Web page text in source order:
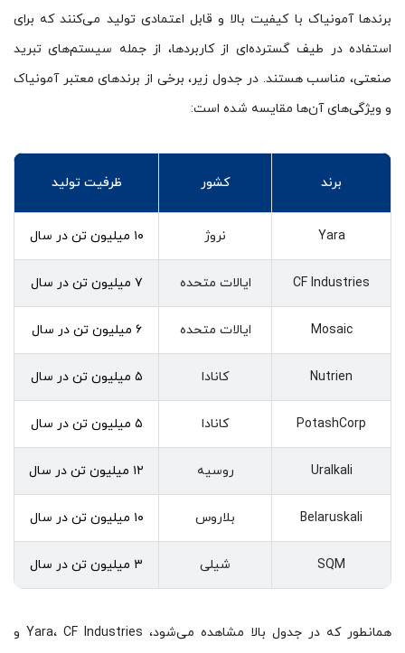
برندها آمونیاک با کیفیت بالا و قابل اعتمادی تولید می‌کنند که برای
استفاده در طیف گسترده‌ای از کاربردها، از جمله سیستم‌های تبرید
صنعتی، مناسب هستند. در جدول زیر، برخی از برندهای معتبر آمونیاک
و ویژگی‌های آن‌ها مقایسه شده است:
برند کشور ظرفیت تولید
Yara نروژ ۱۰ میلیون تن در سال
CF Industries ایالات متحده ۷ میلیون تن در سال
Mosaic ایالات متحده ۶ میلیون تن در سال
Nutrien کانادا ۵ میلیون تن در سال
PotashCorp کانادا ۵ میلیون تن در سال
Uralkali روسیه ۱۲ میلیون تن در سال
Belaruskali بلاروس ۱۰ میلیون تن در سال
SQM شیلی ۳ میلیون تن در سال
همانطور که در جدول بالا مشاهده می‌شود، Yara، CF Industries و